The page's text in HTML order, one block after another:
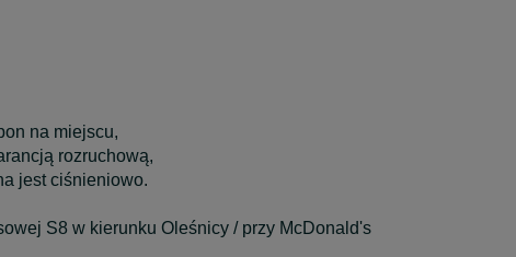
na miejscu,
rozruchową,
jest ciśnieniowo.
S8 w kierunku Oleśnicy / przy McDonald's